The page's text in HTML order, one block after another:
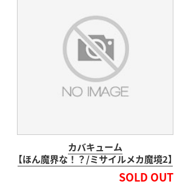
カバキューム
【ほん魔界な！？/ミサイルメカ魔境2】
SOLD OUT